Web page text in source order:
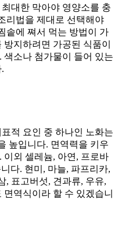
대한 막아야 영양소를 충
리법을 제대로 선택해야
솥에 쪄서 먹는 방법이 가
지하려면 가공된 식품이
색소나 첨가물이 들어 있는
적 요인 중 하나인 노화는
높입니다. 면역력을 키우
이외 셀레늄, 아연, 프로바
다. 현미, 마늘, 파프리카,
, 표고버섯, 견과류, 우유,
역식이라 할 수 있겠습니